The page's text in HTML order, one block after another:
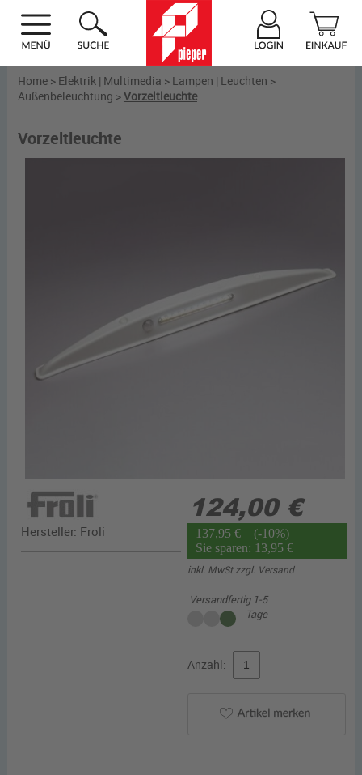
Home > Elektrik | Multimedia > Lampen | Leuchten >
Außenbeleuchtung >Vorzeltleuchte
Vorzeltleuchte
Hersteller: Froli
124,00 €
137,95 € (-10%)
Sie sparen: 13,95 €
inkl. MwSt zzgl. Versand
Versandfertig 1-5
Tage
Anzahl: